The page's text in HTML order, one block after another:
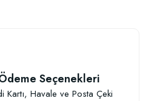
Seçenekleri
Kartı, Havale ve Posta Çeki